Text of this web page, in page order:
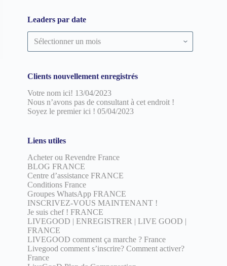
Leaders par date
Leaders
par
date
Clients nouvellement enregistrés
Votre nom ici! 13/04/2023
Nous n’avons pas de consultant à cet endroit !
Soyez le premier ici ! 05/04/2023
Liens utiles
Acheter ou Revendre France
BLOG FRANCE
Centre d’assistance FRANCE
Conditions France
Groupes WhatsApp FRANCE
INSCRIVEZ-VOUS MAINTENANT !
Je suis chef ! FRANCE
LIVEGOOD | ENREGISTRER | LIVE GOOD |
FRANCE
LIVEGOOD comment ça marche ? France
Livegood comment s’inscrire? Comment activer?
France